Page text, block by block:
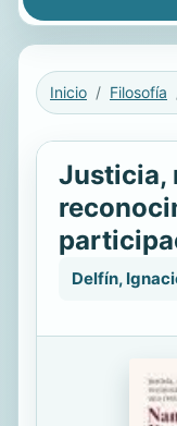
Inicio Filosofía
Justicia,
Delfín,